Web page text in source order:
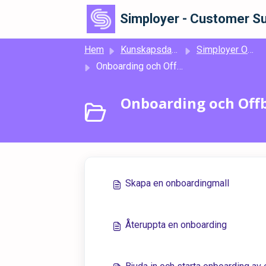
Hoppa över till huvudinnehåll
Simployer - Customer
Hem Kunskapsdatabas
Simployer One
Onboarding och Offboarding
Onboarding och
Skapa en onboardingmall
Återuppta en onboarding